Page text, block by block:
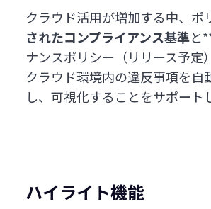
クラウド活用が増加する中、ポ
されたコンプライアンス基準と
ナンスポリシー（リリース予定
クラウド環境内の違反事項を自
し、可視化することをサポート
ハイライト機能